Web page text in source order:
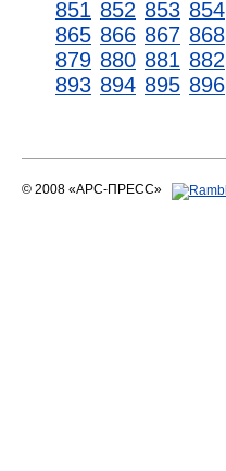
851 852 853 854
865 866 867 868
879 880 881 882
893 894 895 896
© 2008 «АРС-ПРЕСС»